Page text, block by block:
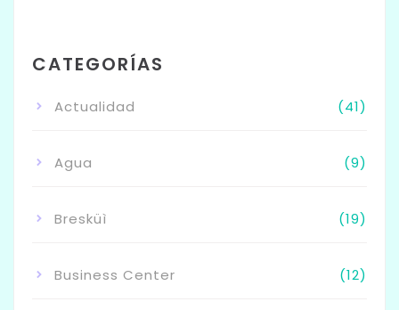
CATEGORÍAS
Actualidad (41)
Agua (9)
Bresküì (19)
Business Center (12)